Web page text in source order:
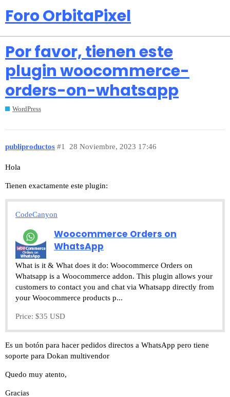
Foro OrbitaPixel
Por favor, tienen este
plugin woocommerce-
orders-on-whatsapp
WordPress
publiproductos 28 Noviembre, 2023 17:46
#1
Hola
Tienen exactamente este plugin:
CodeCanyon
Woocommerce Orders on
WhatsApp
What is it & What does it do: Woocommerce Orders on
Whatsapp is a Woocommerce addon. This plugin allows your
customers to contact you and chat via Whatsapp directly from
your Woocommerce products p...
Price: $35 USD
Es un botón para hacer pedidos directos a WhatsApp pero tiene
soporte para Dokan multivendor
Quedo muy atento,
Gracias